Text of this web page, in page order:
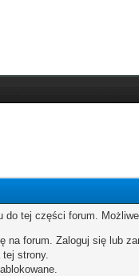
do tej części forum.
na forum. Zaloguj się lub
tej strony.